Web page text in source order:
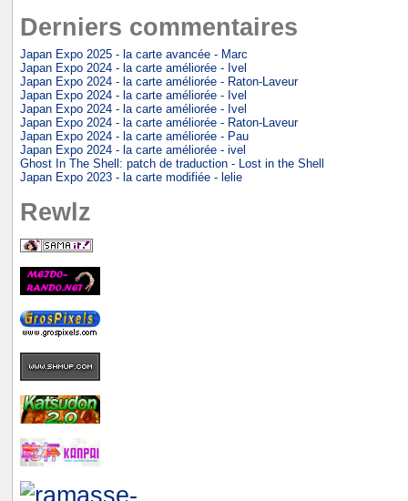
Derniers commentaires
Japan Expo 2025 - la carte avancée - Marc
Japan Expo 2024 - la carte améliorée - Ivel
Japan Expo 2024 - la carte améliorée - Raton-Laveur
Japan Expo 2024 - la carte améliorée - Ivel
Japan Expo 2024 - la carte améliorée - Ivel
Japan Expo 2024 - la carte améliorée - Raton-Laveur
Japan Expo 2024 - la carte améliorée - Pau
Japan Expo 2024 - la carte améliorée - ivel
Ghost In The Shell: patch de traduction - Lost in the Shell
Japan Expo 2023 - la carte modifiée - lelie
Rewlz